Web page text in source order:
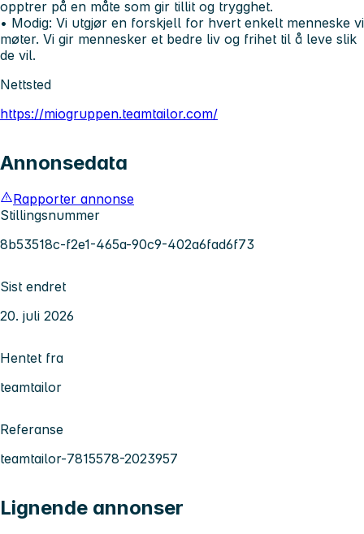
opptrer på en måte som gir tillit og trygghet.
• Modig: Vi utgjør en forskjell for hvert enkelt menneske vi
møter. Vi gir mennesker et bedre liv og frihet til å leve slik
de vil.
Nettsted
https://miogruppen.teamtailor.com/
Annonsedata
Rapporter annonse
Stillingsnummer
8b53518c-f2e1-465a-90c9-402a6fad6f73
Sist endret
20. juli 2026
Hentet fra
teamtailor
Referanse
teamtailor-7815578-2023957
Lignende annonser